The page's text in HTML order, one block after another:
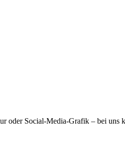
Social-Media-Grafik – bei uns